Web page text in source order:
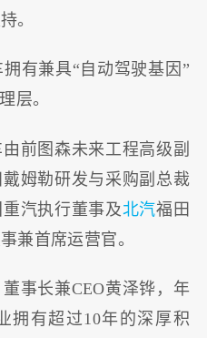
。
有兼具“自动驾驶基因”
层。
前图森未来工程高级副
姆勒研发与采购副总裁
汽执行董事及北汽福田
兼首席运营官。
事长兼CEO黄泽铧，年
拥有超过10年的深厚积